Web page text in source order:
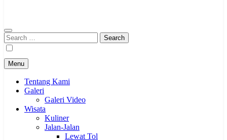
Search
for:
Menu
Tentang Kami
Galeri
Galeri Video
Wisata
Kuliner
Jalan-Jalan
Lewat Tol